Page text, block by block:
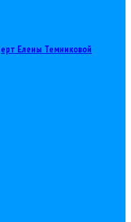
Елены Темниковой